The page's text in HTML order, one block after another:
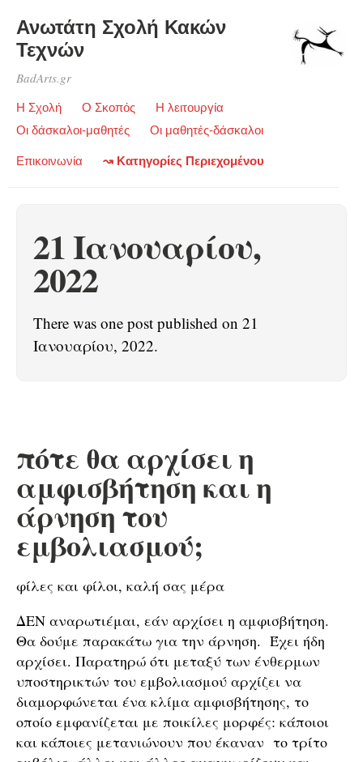
Ανωτάτη Σχολή Κακών
Τεχνών
BadArts.gr
Η Σχολή Ο Σκοπός
Η λειτουργία
Οι δάσκαλοι-μαθητές
Οι μαθητές-δάσκαλοι
Επικοινωνία ↝ Κατηγορίες Περιεχομένου
21 Ιανουαρίου,
2022
There was one post published on 21
Ιανουαρίου, 2022.
πότε θα αρχίσει η
αμφισβήτηση και η
άρνηση του
εμβολιασμού;
φίλες και φίλοι, καλή σας μέρα
ΔΕΝ αναρωτιέμαι, εάν αρχίσει η αμφισβήτηση.
Θα δούμε παρακάτω για την άρνηση. Έχει ήδη
αρχίσει. Παρατηρώ ότι μεταξύ των ένθερμων
υποστηρικτών του εμβολιασμού αρχίζει να
διαμορφώνεται ένα κλίμα αμφισβήτησης, το
οποίο εμφανίζεται με ποικίλες μορφές: κάποιοι
και κάποιες μετανιώνουν που έκαναν το τρίτο